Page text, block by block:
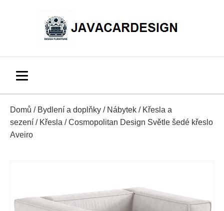
Domů / Bydlení a doplňky / Nábytek / Křesla a
sezení / Křesla / Cosmopolitan Design Světle šedé křeslo
Aveiro